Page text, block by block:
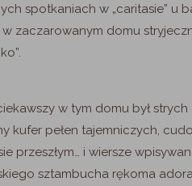
spotkaniach w „caritasie” u
zaczarowanym domu
w tym domu był strych
kufer pełen tajemniczych,
przeszłym… i wiersze
sztambucha rękoma